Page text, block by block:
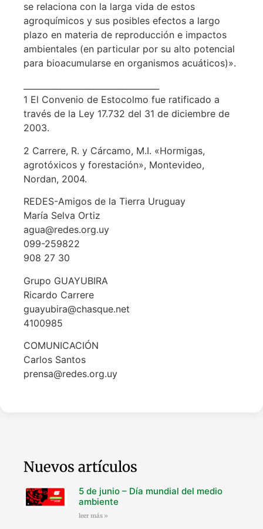
se relaciona con la larga vida de estos
agroquímicos y sus posibles efectos a largo
plazo en materia de reproducción e impactos
ambientales (en particular por su alto potencial
para bioacumularse en organismos acuáticos)».
1 El Convenio de Estocolmo fue ratificado a
través de la Ley 17.732 del 31 de diciembre de
2003.
2 Carrere, R. y Cárcamo, M.I. «Hormigas,
agrotóxicos y forestación», Montevideo,
Nordan, 2004.
REDES-Amigos de la Tierra Uruguay
María Selva Ortiz
agua@redes.org.uy
099-259822
908 27 30
Grupo GUAYUBIRA
Ricardo Carrere
guayubira@chasque.net
4100985
COMUNICACIÓN
Carlos Santos
prensa@redes.org.uy
Nuevos artículos
5 de junio – Día mundial del medio
ambiente
leer más »